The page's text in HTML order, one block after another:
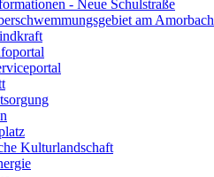
- Neue Schulstraße
am Amorbach
Kulturlandschaft